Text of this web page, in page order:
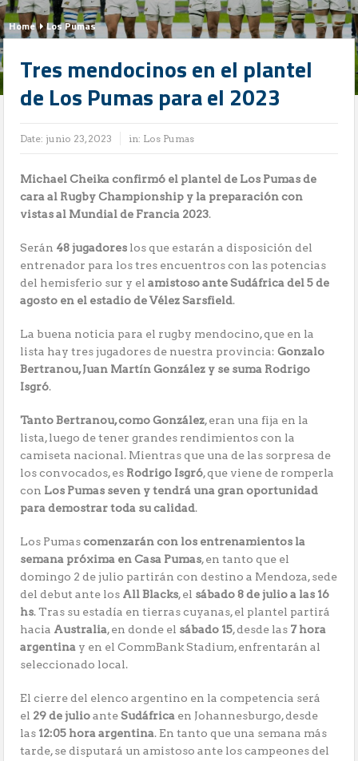
Home Los Pumas
Tres mendocinos en el plantel
de Los Pumas para el 2023
Date: junio 23, 2023 in: Los Pumas
Michael Cheika confirmó el plantel de Los Pumas de
cara al Rugby Championship y la preparación con
vistas al Mundial de Francia 2023.
Serán 48 jugadores los que estarán a disposición del
entrenador para los tres encuentros con las potencias
del hemisferio sur y elamistoso ante Sudáfrica del 5 de
agosto en el estadio de Vélez Sarsfield.
La buena noticia para el rugby mendocino, que en la
lista hay tres jugadores de nuestra provincia:Gonzalo
Bertranou, Juan Martín González y se suma Rodrigo
Isgró.
Tanto Bertranou, como González, eran una fija en la
lista, luego de tener grandes rendimientos con la
camiseta nacional. Mientras que una de las sorpresa de
los convocados, es Rodrigo Isgró, que viene de romperla
con Los Pumas seven y tendrá una gran oportunidad
para demostrar toda su calidad.
Los Pumascomenzarán con los entrenamientos la
semana próxima en Casa Pumas, en tanto que el
domingo 2 de julio partirán con destino a Mendoza, sede
del debut ante los All Blacks, el sábado 8 de julio a las 16
hs. Tras su estadía en tierras cuyanas, el plantel partirá
hacia Australia, en donde el sábado 15, desde las 7 hora
argentina y en el CommBank Stadium, enfrentarán al
seleccionado local.
El cierre del elenco argentino en la competencia será
el 29 de julioanteSudáfrica en Johannesburgo, desde
las 12:05 hora argentina. En tanto que una semana más
tarde, se disputará un amistoso ante los campeones del